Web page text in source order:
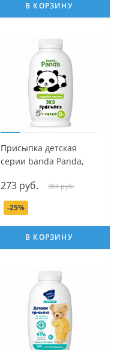
В КОРЗИНУ
Присыпка детская
серии banda Panda,
273 руб. 364 руб.
-25%
В КОРЗИНУ